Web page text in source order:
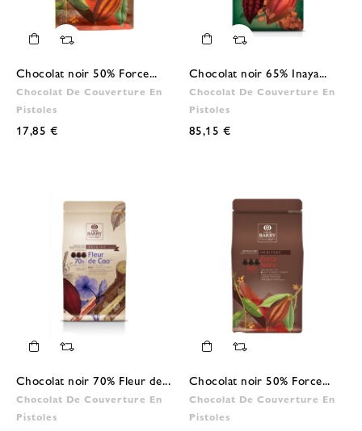
Chocolat noir 50% Force...
Chocolat De Couverture En
Pistoles
17,85 €
Chocolat noir 65% Inaya...
Chocolat De Couverture En
Pistoles
85,15 €
Chocolat noir 70% Fleur de...
Chocolat De Couverture En
Pistoles
Chocolat noir 50% Force...
Chocolat De Couverture En
Pistoles